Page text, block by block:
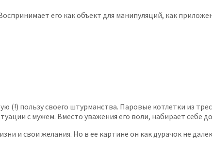
его как объект для манипуляций, как
пользу своего штурманства. Паровые котлетки из
с мужем. Вместо уважения его воли, набирает себе
и свои желания. Но в ее картине он как дурачок не